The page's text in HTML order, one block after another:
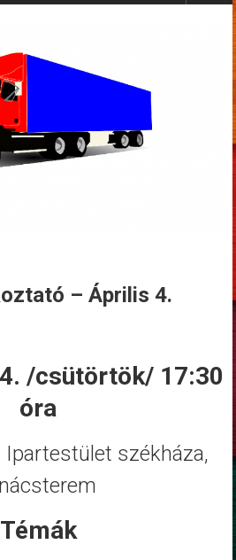
– Április 4.
/csütörtök/ 17:30
óra
Ipartestület székháza,
Témák